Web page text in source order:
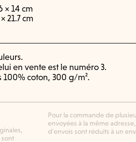
× 14 cm
21.7 cm
en vente est le numéro 3.
100% coton, 300 g/m².
sont
Pour la commande de
envoyées à la même
d'envois sont réduits à un